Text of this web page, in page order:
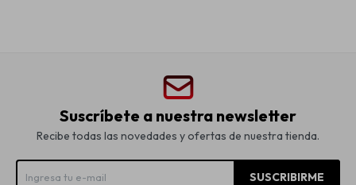
Suscríbete a nuestra newsletter
Recibe todas las novedades y ofertas de nuestra tienda.
SUSCRIBIRME